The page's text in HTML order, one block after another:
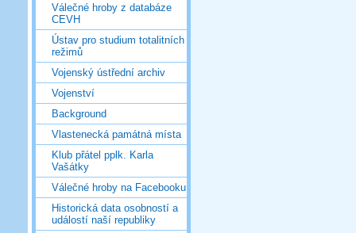
Válečné hroby z databáze
CEVH
Ústav pro studium totalitních
režimů
Vojenský ústřední archiv
Vojenství
Background
Vlastenecká památná místa
Klub přátel pplk. Karla
Vašátky
Válečné hroby na Facebooku
Historická data osobností a
událostí naší republiky